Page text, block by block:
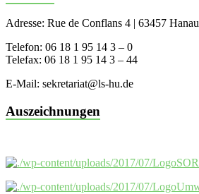
Adresse: Rue de Conflans 4 | 63457 Hanau
Telefon: 06 18 1 95 14 3 – 0
Telefax: 06 18 1 95 14 3 – 44
E-Mail: sekretariat@ls-hu.de
Auszeichnungen